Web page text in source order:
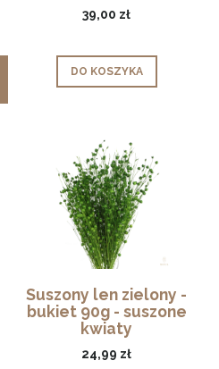
39,00 zł
DO KOSZYKA
Suszony len zielony -
bukiet 90g - suszone
kwiaty
24,99 zł